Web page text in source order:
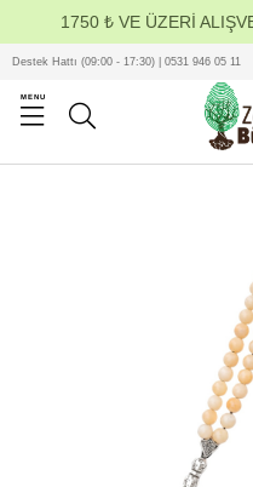
1750 ₺ VE ÜZERİ
MENU
Destek Hattı (09:00 - 17:30) | 0531 946 05 11